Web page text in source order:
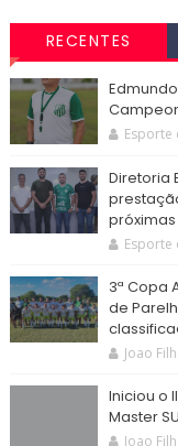
RECENTES
Esporte
Diretoria
Esporte
3ª Copa
de
Joao
Iniciou o
Master
Joao